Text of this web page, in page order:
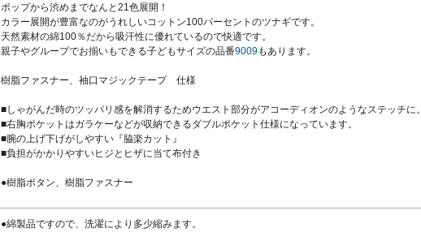
ポップから渋めまでなんと21色展開！
カラー展開が豊富なのがうれしいコットン100パーセントのツナギです。
天然素材の綿100％だから吸汗性に優れているので快適です。
親子やグループでお揃いもできる子どもサイズの品番9009もあります。
樹脂ファスナー、袖口マジックテープ 仕様
■しゃがんだ時のツッパリ感を解消するためウエスト部分がアコーディオンのようなステッチに。
■右胸ポケットはガラケーなどが収納できるダブルポケット仕様になっています。
■腕の上げ下げがしやすい『脇楽カット』
■負担がかかりやすいヒジとヒザに当て布付き
●樹脂ボタン、樹脂ファスナー
●綿製品ですので、洗濯により多少縮みます。